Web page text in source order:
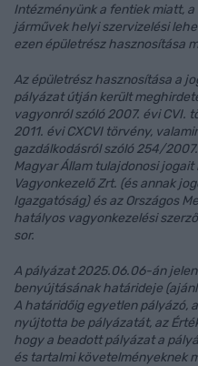
Intézményünk a fentiek miatt,
járművek helyi szervizelési
ezen épületrész hasznosítása
Az épületrész hasznosítása a
pályázat útján került
vagyonról szóló 2007. évi CVI.
2011. évi CXCVI törvény,
gazdálkodásról szóló 254/
Magyar Állam tulajdonosi
Vagyonkezelő Zrt. (és annak
Igazgatóság) és az Országos
hatályos vagyonkezelési
sor.
A pályázat 2025.06.06-án
benyújtásának határideje
A határidőig egyetlen pályázó,
nyújtotta be pályázatát, az
hogy a beadott pályázat a
és tartalmi követelményeknek